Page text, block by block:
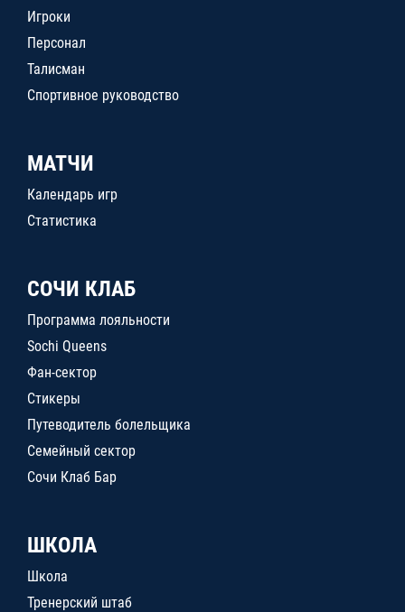
Игроки
Персонал
Талисман
Спортивное руководство
МАТЧИ
Календарь игр
Статистика
СОЧИ КЛАБ
Программа лояльности
Sochi Queens
Фан-сектор
Стикеры
Путеводитель болельщика
Семейный сектор
Сочи Клаб Бар
ШКОЛА
Школа
Тренерский штаб